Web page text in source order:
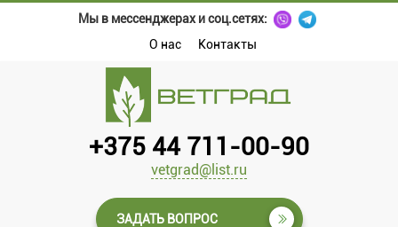
Мы в мессенджерах и соц.сетях:
О нас
Контакты
+375 44 711-00-90
vetgrad@list.ru
ЗАДАТЬ ВОПРОС